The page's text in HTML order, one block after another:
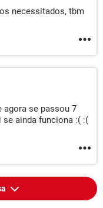
necessitados, tbm
agora se passou 7
se ainda funciona :( :(